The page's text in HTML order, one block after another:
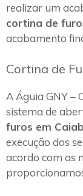
realizar um
cortina de
acabamento
Cortina de
A Águia GNY –
sistema de
furos em
execução dos
acordo com as